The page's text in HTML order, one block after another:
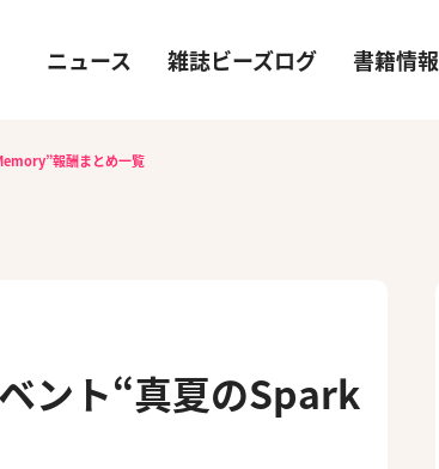
ニュース 雑誌ビーズログ 書籍情報
報酬まとめ一覧
ント“真夏のSpark